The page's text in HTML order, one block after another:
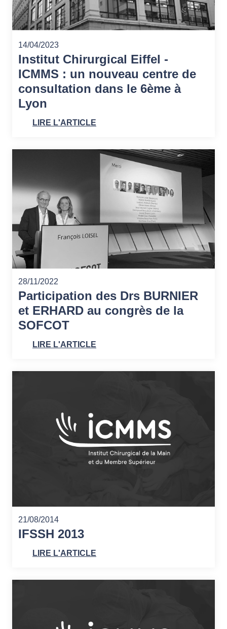
14/04/2023
Institut Chirurgical Eiffel -
ICMMS : un nouveau centre de
consultation dans le 6ème à
Lyon
LIRE L'ARTICLE
28/11/2022
Participation des Drs BURNIER
et ERHARD au congrès de la
SOFCOT
LIRE L'ARTICLE
21/08/2014
IFSSH 2013
LIRE L'ARTICLE